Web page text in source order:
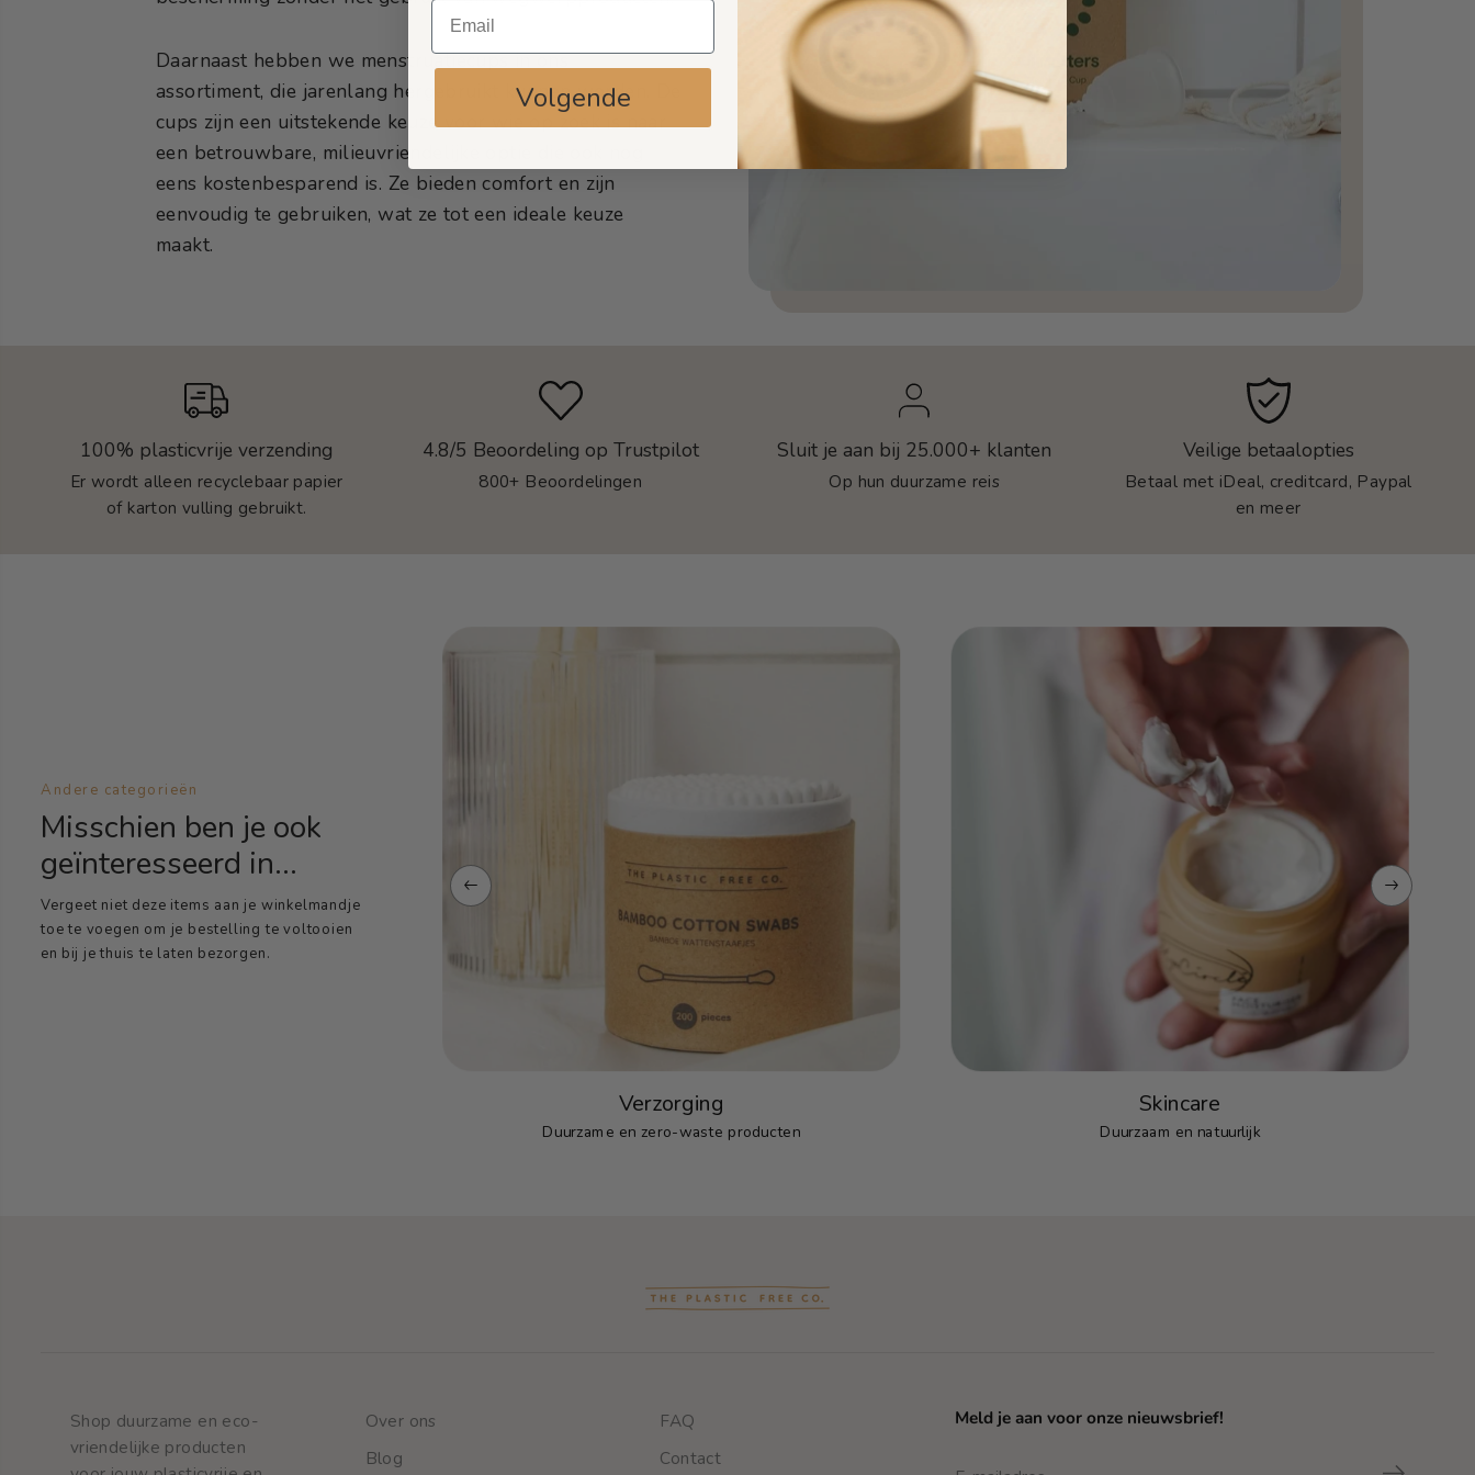
Daarnaast hebben we menstruatiecups in ons
assortiment, die jarenlang hergebruikt kunnen worden. De
cups zijn een uitstekende keuze voor wie op zoek is naar
een betrouwbare, milieuvriendelijke optie die ook nog
eens kostenbesparend is. Ze bieden comfort en zijn
eenvoudig te gebruiken, wat ze tot een ideale keuze
maakt.
100% plasticvrije verzending
Er wordt alleen recyclebaar papier
of karton vulling gebruikt.
4.8/5 Beoordeling op Trustpilot
800+ Beoordelingen
Sluit je aan bij 25.000+ klanten
Op hun duurzame reis
Veilige betaalopties
Betaal met iDeal, creditcard, Paypal
en meer
Andere categorieën
Misschien ben je ook
geïnteresseerd in...
Vergeet niet deze items aan je winkelmandje
toe te voegen om je bestelling te voltooien
en bij je thuis te laten bezorgen.
Verzorging
Duurzame en zero-waste producten
Skincare
Duurzaam en natuurlijk
Shop duurzame en eco-
vriendelijke producten
Over ons
Blog
FAQ
Contact
Meld je aan voor onze nieuwsbrief!
Volgende